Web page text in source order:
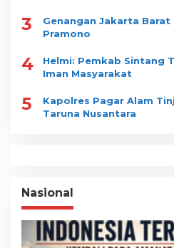
3
Genangan Jakarta Barat
Pramono
4
Helmi: Pemkab Sintang
Iman Masyarakat
5
Kapolres Pagar Alam
Taruna Nusantara
Nasional